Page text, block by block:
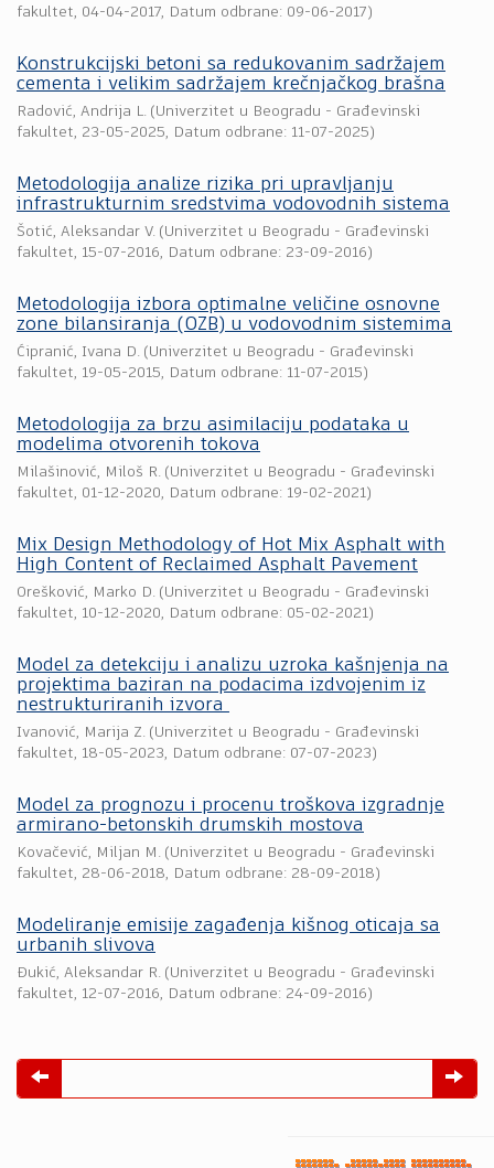
fakultet, 04-04-2017, Datum odbrane: 09-06-2017)
Konstrukcijski betoni sa redukovanim sadržajem
cementa i velikim sadržajem krečnjačkog brašna
Radović, Andrija L. (Univerzitet u Beogradu - Građevinski
fakultet, 23-05-2025, Datum odbrane: 11-07-2025)
Metodologija analize rizika pri upravljanju
infrastrukturnim sredstvima vodovodnih sistema
Šotić, Aleksandar V. (Univerzitet u Beogradu - Građevinski
fakultet, 15-07-2016, Datum odbrane: 23-09-2016)
Metodologija izbora optimalne veličine osnovne
zone bilansiranja (OZB) u vodovodnim sistemima
Ćipranić, Ivana D. (Univerzitet u Beogradu - Građevinski
fakultet, 19-05-2015, Datum odbrane: 11-07-2015)
Metodologija za brzu asimilaciju podataka u
modelima otvorenih tokova
Milašinović, Miloš R. (Univerzitet u Beogradu - Građevinski
fakultet, 01-12-2020, Datum odbrane: 19-02-2021)
Mix Design Methodology of Hot Mix Asphalt with
High Content of Reclaimed Asphalt Pavement
Orešković, Marko D. (Univerzitet u Beogradu - Građevinski
fakultet, 10-12-2020, Datum odbrane: 05-02-2021)
Model za detekciju i analizu uzroka kašnjenja na
projektima baziran na podacima izdvojenim iz
nestrukturiranih izvora
Ivanović, Marija Z. (Univerzitet u Beogradu - Građevinski
fakultet, 18-05-2023, Datum odbrane: 07-07-2023)
Model za prognozu i procenu troškova izgradnje
armirano-betonskih drumskih mostova
Kovačević, Miljan M. (Univerzitet u Beogradu - Građevinski
fakultet, 28-06-2018, Datum odbrane: 28-09-2018)
Modeliranje emisije zagađenja kišnog oticaja sa
urbanih slivova
Đukić, Aleksandar R. (Univerzitet u Beogradu - Građevinski
fakultet, 12-07-2016, Datum odbrane: 24-09-2016)